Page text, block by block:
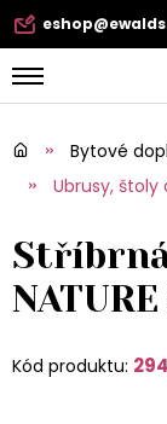
Bytové
Ubrusy,
Kód produktu: